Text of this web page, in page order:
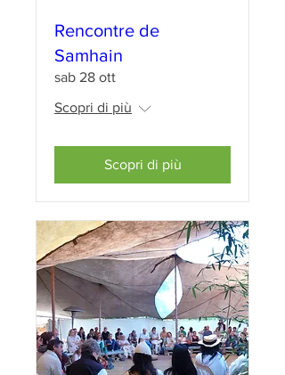
Rencontre de
Samhain
sab 28 ott
Scopri di più
Scopri di più